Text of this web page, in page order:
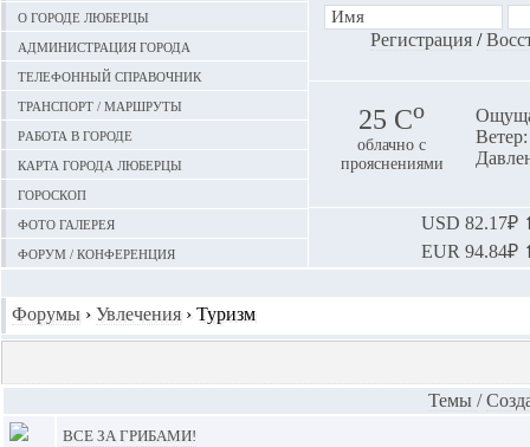
О городе Люберцы
Администрация города
Телефонный справочник
Транспорт / маршруты
Работа в городе
Карта города Люберцы
Гороскоп
Фото галерея
Форум / конференция
Регистрация/
25 Сo
облачно с
прояснениями
USD 82.17₽
EUR 94.84₽
Форумы › Увлечения › Туризм
Темы /
Все за грибами!